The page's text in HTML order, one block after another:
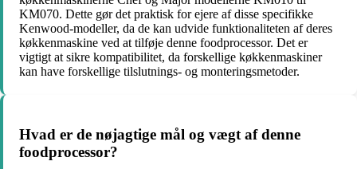
KM070. Dette gør det praktisk for ejere af disse specifikke
Kenwood-modeller, da de kan udvide funktionaliteten af deres
køkkenmaskine ved at tilføje denne foodprocessor. Det er
vigtigt at sikre kompatibilitet, da forskellige køkkenmaskiner
kan have forskellige tilslutnings- og monteringsmetoder.
Hvad er de nøjagtige mål og vægt af denne
foodprocessor?